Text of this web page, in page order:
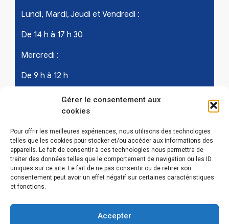
Gérer le consentement aux
cookies
Pour offrir les meilleures expériences, nous utilisons des technologies
telles que les cookies pour stocker et/ou accéder aux informations des
appareils. Le fait de consentir à ces technologies nous permettra de
traiter des données telles que le comportement de navigation ou les ID
uniques sur ce site. Le fait de ne pas consentir ou de retirer son
consentement peut avoir un effet négatif sur certaines caractéristiques
et fonctions.
Accepter
Lundi, Mardi, Jeudi et Vendredi :
De 14 h à 17 h 30
Mercredi :
De 9 h à 12 h
Samedi - les 1er et 3ème de chaque mois :
De 9 h à 12 h
LIENS UTILES
Mentions légales
Politique de confidentialité